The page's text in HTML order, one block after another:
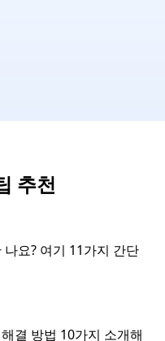
추천
요? 여기 11가지 간단
결 방법 10가지 소개해